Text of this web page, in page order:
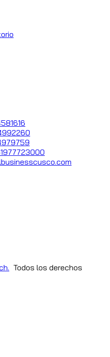
Todos los derechos